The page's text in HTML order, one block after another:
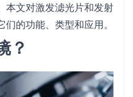
本文对激发滤光片和发射
的功能、类型和应用。
？